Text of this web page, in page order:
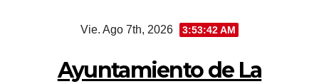
Vie. Ago 7th, 2026 3:53:42 AM
Ayuntamiento de La